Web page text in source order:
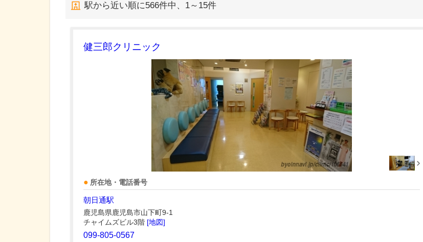
駅から近い順に566件中、 1～15件
健三郎クリニック
所在地・電話番号
朝日通駅
鹿児島県鹿児島市山下町9-1
チャイムズビル3階 [地図]
099-805-0567